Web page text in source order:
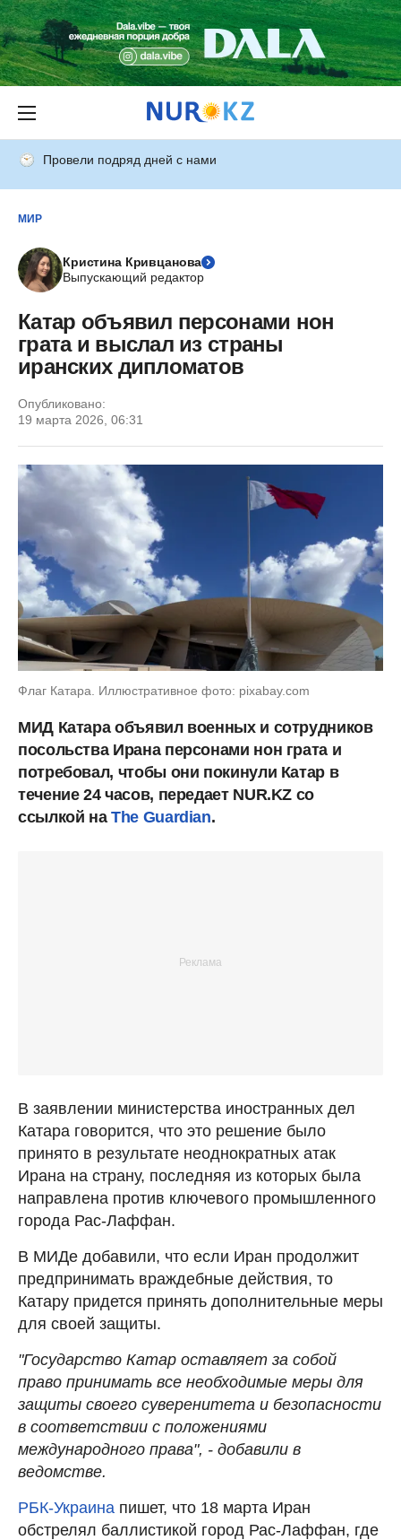
Провели подряд дней с нами
МИР
Кристина Кривцанова
Выпускающий редактор
Катар объявил персонами нон
грата и выслал из страны
иранских дипломатов
Опубликовано:
19 марта 2026, 06:31
Флаг Катара. Иллюстративное фото: pixabay.com
МИД Катара объявил военных и сотрудников
посольства Ирана персонами нон грата и
потребовал, чтобы они покинули Катар в
течение 24 часов, передает NUR.KZ со
ссылкой наThe Guardian.
В заявлении министерства иностранных дел
Катара говорится, что это решение было
принято в результате неоднократных атак
Ирана на страну, последняя из которых была
направлена против ключевого промышленного
города Рас-Лаффан.
В МИДе добавили, что если Иран продолжит
предпринимать враждебные действия, то
Катару придется принять дополнительные меры
для своей защиты.
"Государство Катар оставляет за собой
право принимать все необходимые меры для
защиты своего суверенитета и безопасности
в соответствии с положениями
международного права", - добавили в
ведомстве.
РБК-Украина пишет, что 18 марта Иран
обстрелял баллистикой город Рас-Лаффан, где